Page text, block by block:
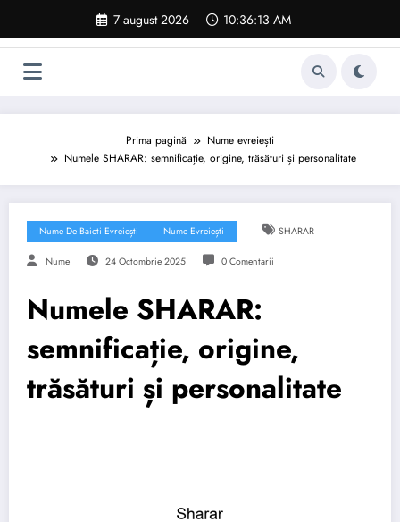
conținut
7 august 2026 10:36:14 AM
Prima pagină
Nume evreiești
Numele SHARAR: semnificație, origine, trăsături și personalitate
Nume De Baieti Evreiești Nume Evreiești SHARAR
Nume 24 Octombrie 2025 0 Comentarii
Numele SHARAR:
semnificație, origine,
trăsături și personalitate